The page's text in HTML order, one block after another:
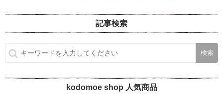
記事検索
kodomoe shop 人気商品